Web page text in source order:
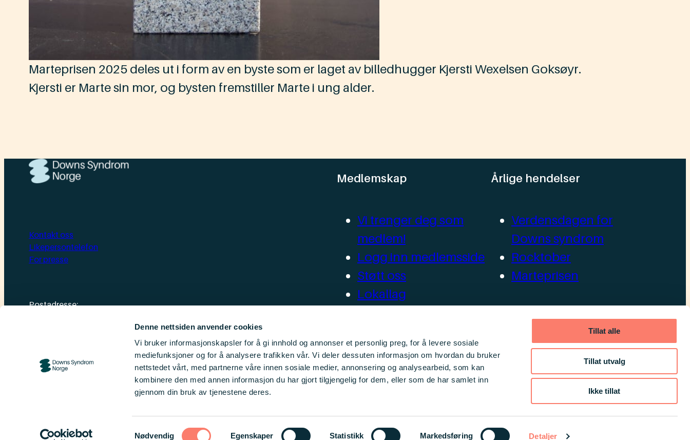
Denne nettsiden anvender cookies
Vi bruker informasjonskapsler for å gi innhold og annonser et personlig preg, for å levere sosiale
mediefunksjoner og for å analysere trafikken vår. Vi deler dessuten informasjon om hvordan du bruker
nettstedet vårt, med partnerne våre innen sosiale medier, annonsering og analysearbeid, som kan
kombinere den med annen informasjon du har gjort tilgjengelig for dem, eller som de har samlet inn
gjennom din bruk av tjenestene deres.
Samtykkevalg
Nødvendig Egenskaper Statistikk Markedsføring Detaljer
Tillat alle
Tillat utvalg
Ikke tillat
Marteprisen 2025 deles ut i form av en byste som er laget av billedhugger Kjersti Wexelsen Goksøyr.
Kjersti er Marte sin mor, og bysten fremstiller Marte i ung alder.
Kontakt oss
Likepersontelefon
For presse
Postadresse:
Postboks 1874 Vika, 0124 Oslo
Kontonnummer: 1506.16.07711 / Vipps: 84535
Organisasjonsnummer:
984 076 959
Medlemskap
Vi trenger deg som
medlem!
Logg inn medlemsside
Støtt oss
Lokallag
Årlige hendelser
Verdensdagen for
Downs syndrom
Rocktober
Marteprisen
Facebook